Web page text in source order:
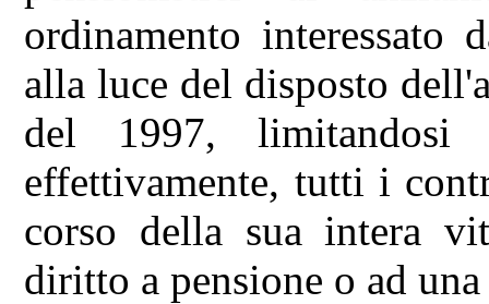
ordinamento interessato
alla luce del disposto
del 1997, limitandosi
effettivamente, tutti i
corso della sua intera
diritto a pensione o ad